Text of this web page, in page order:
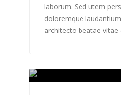
laborum. Sed utem
doloremque
architecto beatae vitae